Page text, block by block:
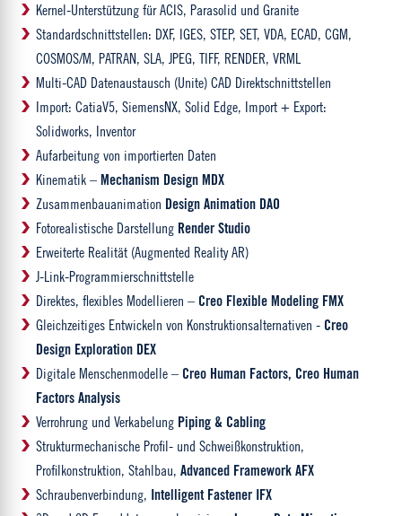
Kernel-Unterstützung für ACIS, Parasolid und Granite
Standardschnittstellen: DXF, IGES, STEP, SET, VDA, ECAD, CGM,
COSMOS/M, PATRAN, SLA, JPEG, TIFF, RENDER, VRML
Multi-CAD Datenaustausch (Unite) CAD Direktschnittstellen
Import: CatiaV5, SiemensNX, Solid Edge, Import + Export:
Solidworks, Inventor
Aufarbeitung von importierten Daten
Kinematik – Mechanism Design MDX
Zusammenbauanimation Design Animation DAO
Fotorealistische Darstellung Render Studio
Erweiterte Realität (Augmented Reality AR)
J-Link-Programmierschnittstelle
Direktes, flexibles Modellieren – Creo Flexible Modeling FMX
Gleichzeitiges Entwickeln von Konstruktionsalternativen - Creo
Design Exploration DEX
Digitale Menschenmodelle – Creo Human Factors, Creo Human
Factors Analysis
Verrohrung und Verkabelung Piping & Cabling
Strukturmechanische Profil- und Schweißkonstruktion,
Profilkonstruktion, Stahlbau, Advanced Framework AFX
Schraubenverbindung, Intelligent Fastener IFX